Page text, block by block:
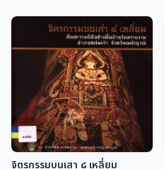
คร่าวเชียงแสนแตก
ธวัชชัย ทำทอง
จิตรกรรมบนเสา ๘ เหลี่ยม